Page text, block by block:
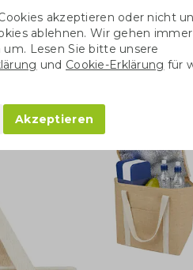
akzeptieren oder nicht
ablehnen. Wir gehen
Lesen Sie bitte unsere
und Cookie-Erklärung für
Akzeptieren